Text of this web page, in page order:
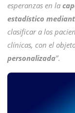
esperanzas en la
estadístico
clasificar a los
clínicas, con el
personalizada”.